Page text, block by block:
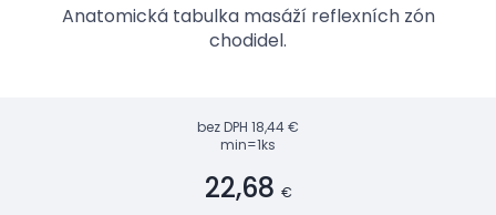
Anatomická tabulka masáží reflexních zón
chodidel.
bez DPH 18,44 €
min=1ks
22,68 €